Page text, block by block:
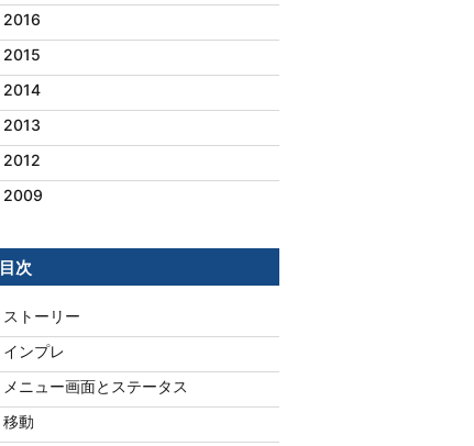
2016
2015
2014
2013
2012
2009
目次
ストーリー
インプレ
メニュー画面とステータス
移動